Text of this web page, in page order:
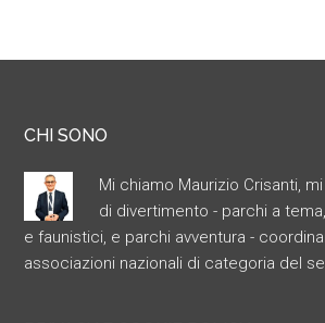
CHI SONO
Mi chiamo Maurizio Crisanti,
di divertimento - parchi a
e faunistici, e parchi avventura -
associazioni nazionali di categoria del